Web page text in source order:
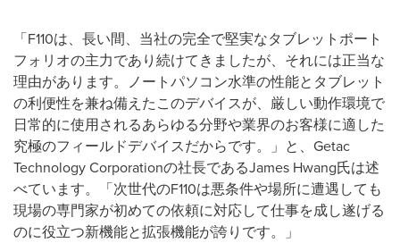
「F110は、長い間、当社の完全で堅実なタブレットポート
フォリオの主力であり続けてきましたが、それには正当な
理由があります。ノートパソコン水準の性能とタブレット
の利便性を兼ね備えたこのデバイスが、厳しい動作環境で
日常的に使用されるあらゆる分野や業界のお客様に適した
究極のフィールドデバイスだからです。」と、Getac
Technology Corporationの社長であるJames Hwang氏は述
べています。「次世代のF110は悪条件や場所に遭遇しても
現場の専門家が初めての依頼に対応して仕事を成し遂げる
のに役立つ新機能と拡張機能が誇りです。」